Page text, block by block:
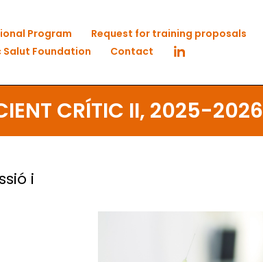
Program
Request for training proposals
Salut Foundation
Contact
CRÍTIC II, 2025-2026
i